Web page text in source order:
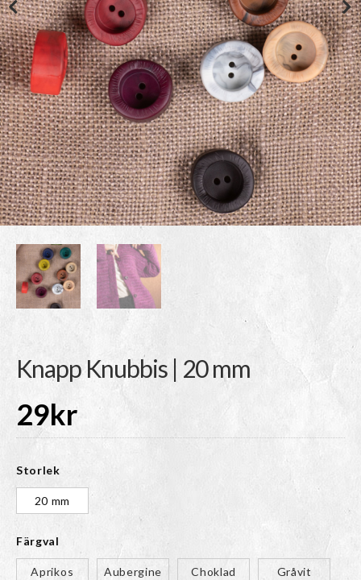
Knapp Knubbis | 20 mm
29kr
Storlek
20 mm
Färgval
Aprikos Aubergine Choklad Gråvit